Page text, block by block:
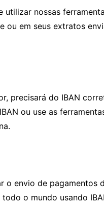
utilizar nossas
ou em seus extratos
precisará do IBAN
ou use as
o envio de pagamentos
o mundo usando